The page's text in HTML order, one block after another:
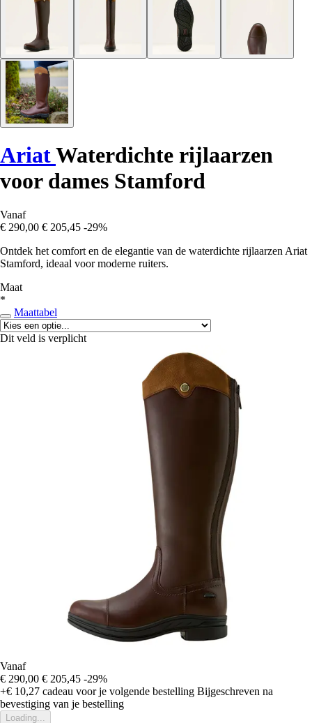
AriatWaterdichte rijlaarzen
voor dames Stamford
Vanaf
€ 290,00 € 205,45 -29%
Ontdek het comfort en de elegantie van de waterdichte rijlaarzen Ariat
Stamford, ideaal voor moderne ruiters.
Maat
*
Maattabel
Dit veld is verplicht
Vanaf
€ 290,00 € 205,45 -29%
+€ 10,27 cadeau voor je volgende bestelling Bijgeschreven na
bevestiging van je bestelling
Loading...